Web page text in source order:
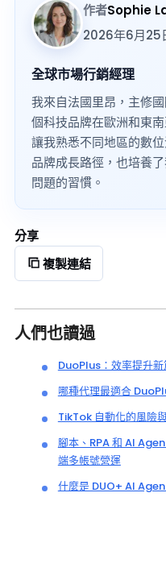
作者Sophie
2026年6月25
全球市場行銷經理
我來自法國里昂，主修
個科技品牌在歐洲和東
讓我熟悉不同地區的數
品牌成長路徑，也培養
問題的習慣。
分享
複製連結
人們也讀過
DuoPlus：效率提升新
哪種代理最適合
TikTok 自動化的風險
腳本、RPA 和 AI
端多帳號營運
什麼是 DUO+ AI